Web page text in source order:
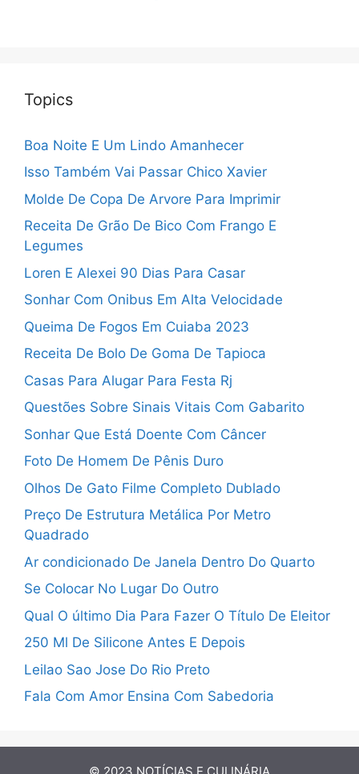
Topics
Boa Noite E Um Lindo Amanhecer
Isso Também Vai Passar Chico Xavier
Molde De Copa De Arvore Para Imprimir
Receita De Grão De Bico Com Frango E
Legumes
Loren E Alexei 90 Dias Para Casar
Sonhar Com Onibus Em Alta Velocidade
Queima De Fogos Em Cuiaba 2023
Receita De Bolo De Goma De Tapioca
Casas Para Alugar Para Festa Rj
Questões Sobre Sinais Vitais Com Gabarito
Sonhar Que Está Doente Com Câncer
Foto De Homem De Pênis Duro
Olhos De Gato Filme Completo Dublado
Preço De Estrutura Metálica Por Metro
Quadrado
Ar condicionado De Janela Dentro Do Quarto
Se Colocar No Lugar Do Outro
Qual O último Dia Para Fazer O Título De Eleitor
250 Ml De Silicone Antes E Depois
Leilao Sao Jose Do Rio Preto
Fala Com Amor Ensina Com Sabedoria